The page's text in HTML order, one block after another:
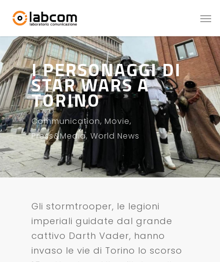
I PERSONAGGI DI
STAR WARS A
TORINO
Communication, Movie,
Press&Media, World News
Gli stormtrooper, le legioni
imperiali guidate dal grande
cattivo Darth Vader, hanno
invaso le vie di Torino lo scorso